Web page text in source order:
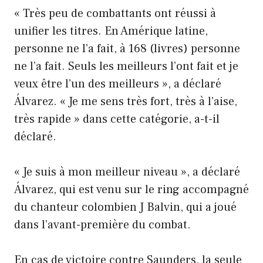
« Très peu de combattants ont réussi à
unifier les titres. En Amérique latine,
personne ne l’a fait, à 168 (livres) personne
ne l’a fait. Seuls les meilleurs l’ont fait et je
veux être l’un des meilleurs », a déclaré
Álvarez. « Je me sens très fort, très à l’aise,
très rapide » dans cette catégorie, a-t-il
déclaré.
« Je suis à mon meilleur niveau », a déclaré
Álvarez, qui est venu sur le ring accompagné
du chanteur colombien J Balvin, qui a joué
dans l’avant-première du combat.